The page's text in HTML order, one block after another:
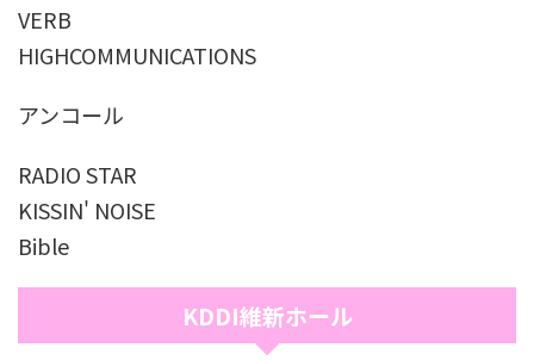
VERB
HIGHCOMMUNICATIONS
アンコール
RADIO STAR
KISSIN' NOISE
Bible
KDDI維新ホール